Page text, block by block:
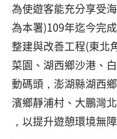
為使遊客能充分享受
為本署)109年迄今完
整建與改善工程(東北
菜園、湖西鄉沙港、
動碼頭，澎湖縣湖西
濱鄉靜浦村、大鵬灣
，以提升遊憩環境無